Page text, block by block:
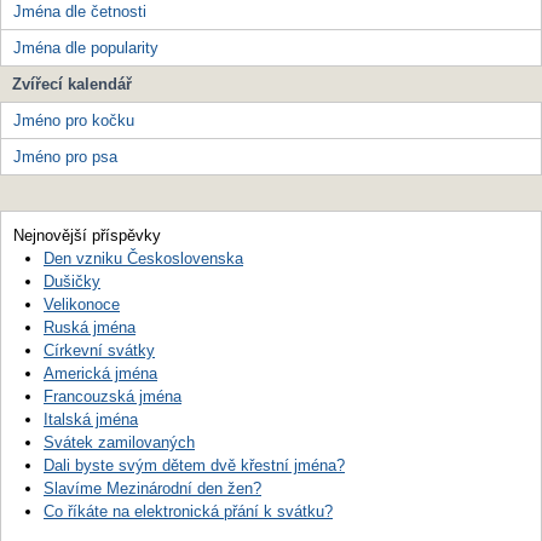
Jména dle četnosti
Jména dle popularity
Zvířecí kalendář
Jméno pro kočku
Jméno pro psa
Nejnovější příspěvky
Den vzniku Československa
Dušičky
Velikonoce
Ruská jména
Církevní svátky
Americká jména
Francouzská jména
Italská jména
Svátek zamilovaných
Dali byste svým dětem dvě křestní jména?
Slavíme Mezinárodní den žen?
Co říkáte na elektronická přání k svátku?